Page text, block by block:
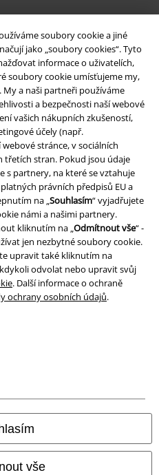
soubory cookie a jiné
jako „soubory cookies“. Tyto
informace o uživatelích,
soubory cookie umísťujeme my,
a naši partneři používáme
a bezpečnosti naší webové
vašich nákupních zkušeností,
účely (např.
stránce, v sociálních
třetích stran. Pokud jsou údaje
s partnery, na které se vztahuje
právních předpisů EU a
na „Souhlasím“ vyjadřujete
námi a našimi partnery.
kliknutím na „Odmítnout vše“ -
jen nezbytné soubory cookie.
upravit také kliknutím na
odvolat nebo upravit svůj
. Další informace o ochraně
ochrany osobních údajů.
vše
prostředí